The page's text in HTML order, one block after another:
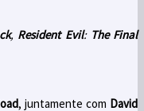
, Resident Evil: The Final
, juntamente com David